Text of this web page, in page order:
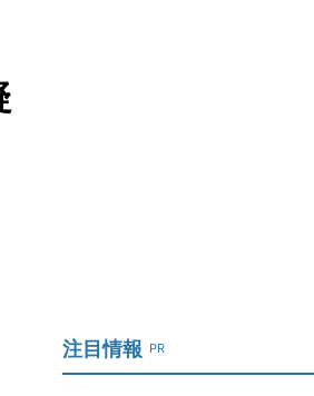
注目情報 PR